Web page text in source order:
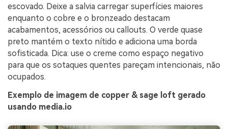
escovado. Deixe a salvia carregar superfícies maiores
enquanto o cobre e o bronzeado destacam
acabamentos, acessórios ou callouts. O verde quase
preto mantém o texto nítido e adiciona uma borda
sofisticada. Dica: use o creme como espaço negativo
para que os sotaques quentes pareçam intencionais, não
ocupados.
Exemplo de imagem de copper & sage loft gerado
usando media.io